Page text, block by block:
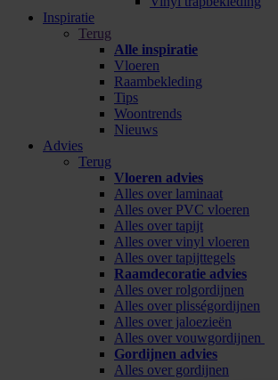
Inspiratie
Terug
Alle inspiratie
Vloeren
Raambekleding
Tips
Woontrends
Nieuws
Advies
Terug
Vloeren advies
Alles over laminaat
Alles over PVC vloeren
Alles over tapijt
Alles over vinyl vloeren
Alles over tapijttegels
Raamdecoratie advies
Alles over rolgordijnen
Alles over plisségordijnen
Alles over jaloezieën
Alles over vouwgordijnen
Gordijnen advies
Alles over gordijnen